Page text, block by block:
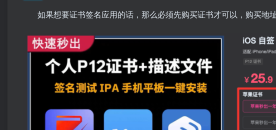
如果想要证书签名应用的话，那么必须先购买证书才可以，购买地